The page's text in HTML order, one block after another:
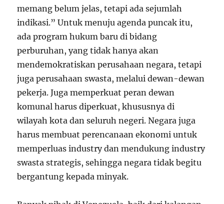
memang belum jelas, tetapi ada sejumlah
indikasi.” Untuk menuju agenda puncak itu,
ada program hukum baru di bidang
perburuhan, yang tidak hanya akan
mendemokratiskan perusahaan negara, tetapi
juga perusahaan swasta, melalui dewan-dewan
pekerja. Juga memperkuat peran dewan
komunal harus diperkuat, khususnya di
wilayah kota dan seluruh negeri. Negara juga
harus membuat perencanaan ekonomi untuk
memperluas industry dan mendukung industry
swasta strategis, sehingga negara tidak begitu
bergantung kepada minyak.